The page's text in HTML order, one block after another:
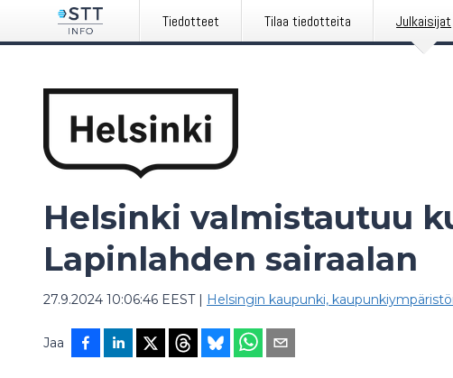
Tiedotteet Tilaa tiedotteita Julkaisijat
Helsinki valmistautuu
Lapinlahden sairaalan
27.9.2024 10:06:46 EEST| Helsingin kaupunki,
Jaa